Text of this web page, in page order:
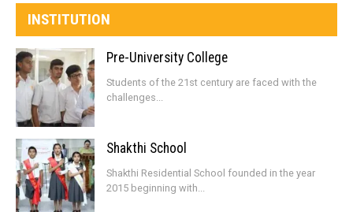
INSTITUTION
Pre-University College
Students of the 21st century are faced with the
challenges...
Shakthi School
Shakthi Residential School founded in the year
2015 beginning with...